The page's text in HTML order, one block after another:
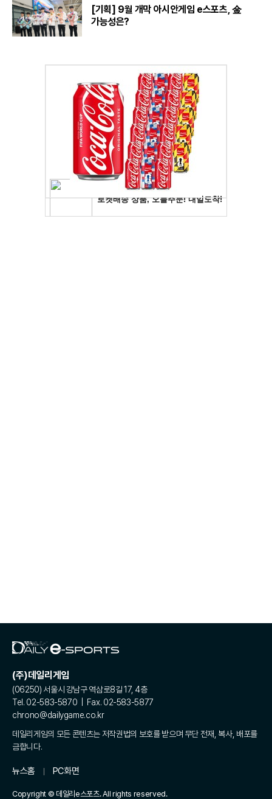
[기획] 9월 개막 아시안게임 e스포츠, 金
가능성은?
(주)데일리게임
(06250) 서울시 강남구 역삼로8길 17, 4층
Tel. 02-583-5870 | Fax. 02-583-5877
chrono@dailygame.co.kr
데일리게임의 모든 콘텐츠는 저작권법의 보호를 받으며 무단 전재, 복사, 배포를
금합니다.
뉴스홈 PC화면
Copyright © 데일리e스포츠. All rights reserved.